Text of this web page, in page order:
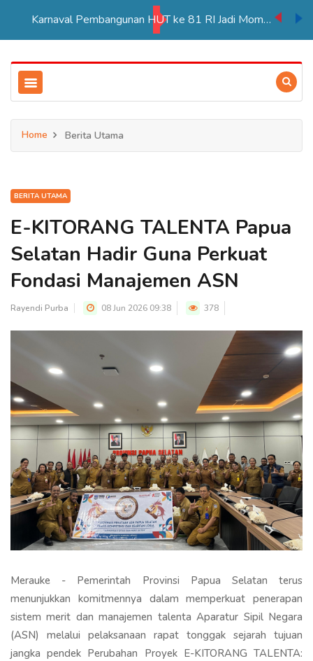
Karnaval Pembangunan HUT ke 81 RI Jadi Momentum Perkuat Persatuan di Merauke
Home Berita Utama
BERITA UTAMA
E-KITORANG TALENTA Papua
Selatan Hadir Guna Perkuat
Fondasi Manajemen ASN
Rayendi Purba 08 Jun 2026 09:38 378
Merauke - Pemerintah Provinsi Papua Selatan terus
menunjukkan komitmennya dalam memperkuat penerapan
sistem merit dan manajemen talenta Aparatur Sipil Negara
(ASN) melalui pelaksanaan rapat tonggak sejarah tujuan
jangka pendek Perubahan Proyek E-KITORANG TALENTA: